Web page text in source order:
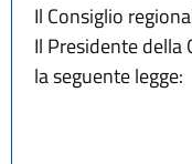
Il Consiglio
Il Presidente della
la seguente legge: